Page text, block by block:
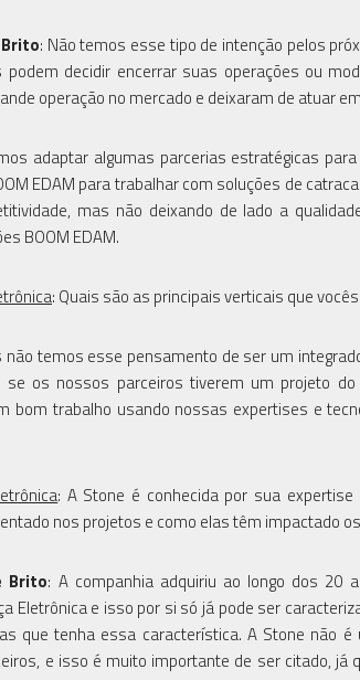
: Não temos esse tipo de intenção pelos
decidir encerrar suas operações ou
operação no mercado e deixaram de atuar
adaptar algumas parcerias estratégicas
EDAM para trabalhar com soluções de
mas não deixando de lado a
BOOM EDAM.
: Quais são as principais verticais que
não temos esse pensamento de ser um
se os nossos parceiros tiverem um projeto
bom trabalho usando nossas expertises e
: A Stone é conhecida por sua
nos projetos e como elas têm impactado
Brito: A companhia adquiriu ao longo dos 20
Eletrônica e isso por si só já pode ser
que tenha essa característica. A Stone não
e isso é muito importante de ser citado,